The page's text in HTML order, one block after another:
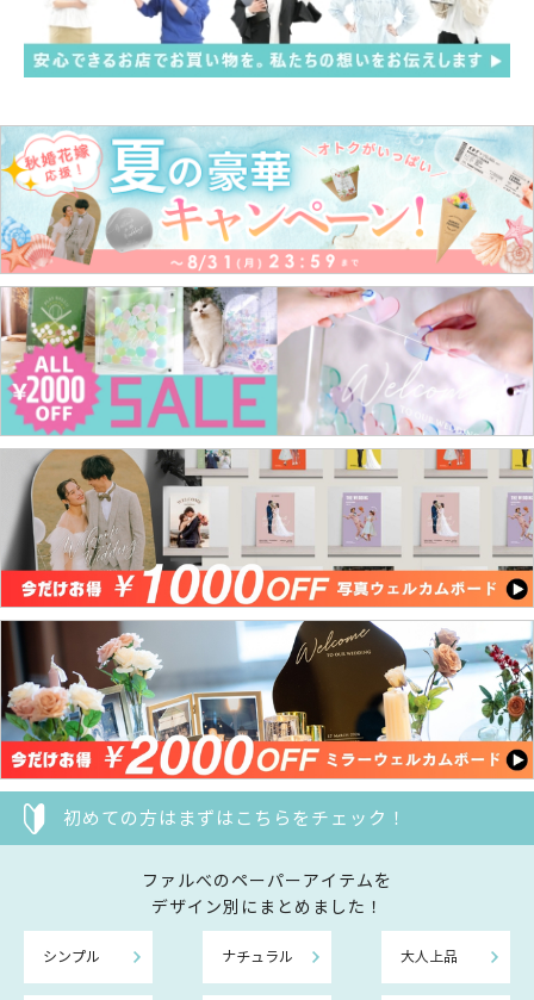
初めての方はまずはこちらをチェック！
ファルべのペーパーアイテムを
デザイン別にまとめました！
シンプル ナチュラル 大人上品